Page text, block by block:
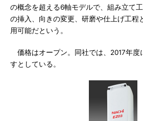
の概念を超える6軸モデルで、組み立て
の挿入、向きの変更、研磨や仕上げ工程
用可能だという。
価格はオープン。同社では、2017年度
すとしている。